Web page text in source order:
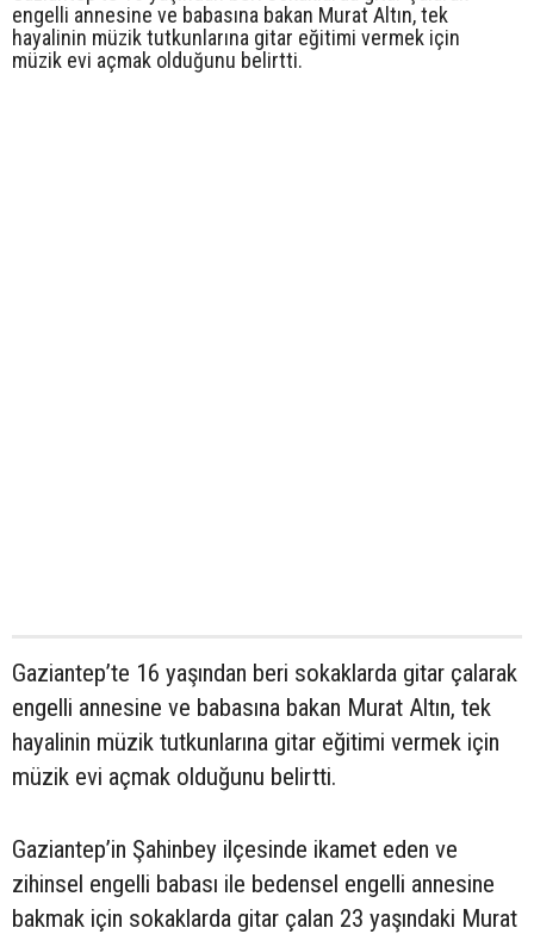
engelli annesine ve babasına bakan Murat Altın, tek
hayalinin müzik tutkunlarına gitar eğitimi vermek için
müzik evi açmak olduğunu belirtti.
Gaziantep’te 16 yaşından beri sokaklarda gitar çalarak
engelli annesine ve babasına bakan Murat Altın, tek
hayalinin müzik tutkunlarına gitar eğitimi vermek için
müzik evi açmak olduğunu belirtti.
Gaziantep’in Şahinbey ilçesinde ikamet eden ve
zihinsel engelli babası ile bedensel engelli annesine
bakmak için sokaklarda gitar çalan 23 yaşındaki Murat